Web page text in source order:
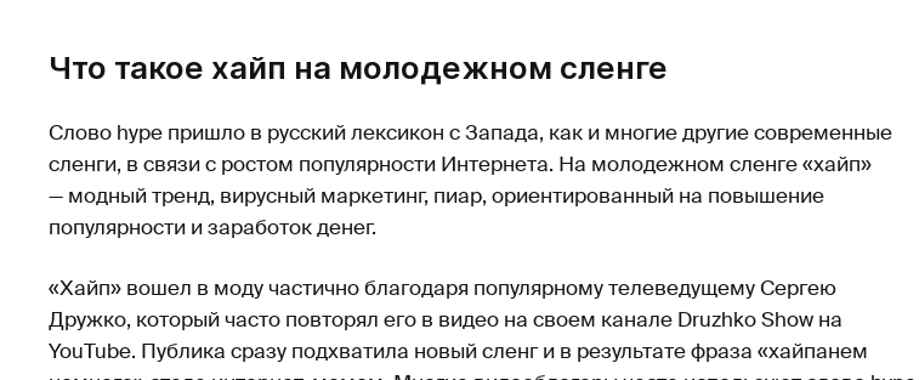
Что такое хайп на молодежном сленге
Слово hype пришло в русский лексикон с Запада, как и многие другие современные
сленги, в связи с ростом популярности Интернета. На молодежном сленге «хайп»
— модный тренд, вирусный маркетинг, пиар, ориентированный на повышение
популярности и заработок денег.
«Хайп» вошел в моду частично благодаря популярному телеведущему Сергею
Дружко, который часто повторял его в видео на своем канале Druzhko Show на
YouTube. Публика сразу подхватила новый сленг и в результате фраза «хайпанем